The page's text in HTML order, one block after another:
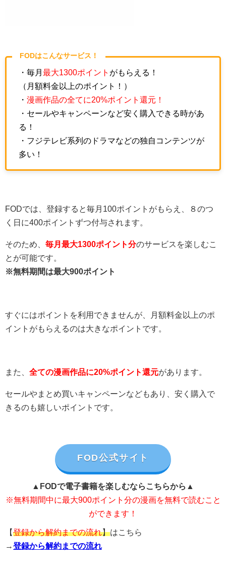
FODはこんなサービス！
・毎月 最大1300ポイント がもらえる！
（月額料金以上のポイント！）
・ 漫画作品の全てに20%ポイント還元！
・セールやキャンペーンなど安く購入できる時があ
る！
・フジテレビ系列のドラマなどの独自コンテンツが
多い！
FODでは、登録すると毎月100ポイントがもらえ、８のつ
く日に400ポイントずつ付与されます。
そのため、 毎月最大1300ポイント分のサービスを楽しむこ
とが可能です。
※無料期間は最大900ポイント
すぐにはポイントを利用できませんが、月額料金以上のポ
イントがもらえるのは大きなポイントです。
また、 全ての漫画作品に20%ポイント還元があります。
セールやまとめ買いキャンペーンなどもあり、安く購入で
きるのも嬉しいポイントです。
FOD公式サイト
▲FODで電子書籍を楽しむならこちらから▲
※無料期間中に最大900ポイント分の漫画を無料で読むこと
ができます！
【登録から解約までの流れ】はこちら
→登録から解約までの流れ